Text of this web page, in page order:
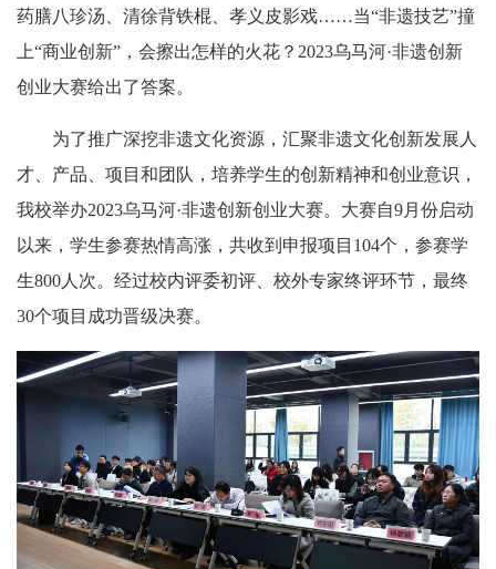
药膳八珍汤、清徐背铁棍、孝义皮影戏……当“非遗技艺”撞
上“商业创新”，会擦出怎样的火花？2023乌马河·非遗创新
创业大赛给出了答案。
为了推广深挖非遗文化资源，汇聚非遗文化创新发展人
才、产品、项目和团队，培养学生的创新精神和创业意识，
我校举办2023乌马河·非遗创新创业大赛。大赛自9月份启动
以来，学生参赛热情高涨，共收到申报项目104个，参赛学
生800人次。经过校内评委初评、校外专家终评环节，最终
30个项目成功晋级决赛。